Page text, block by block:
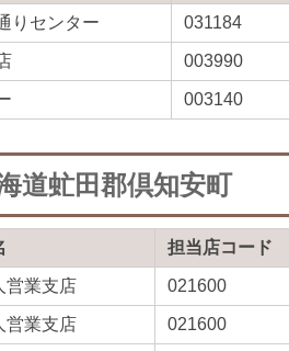
りセンター 031184
003990
003140
道虻田郡倶知安町
担当店コード
営業支店 021600
営業支店 021600